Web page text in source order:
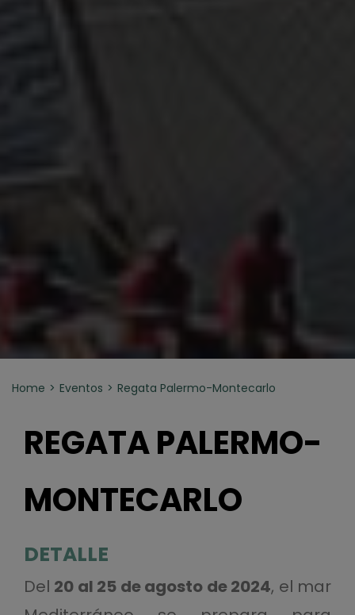
Home Eventos Regata Palermo-Montecarlo
REGATA PALERMO-
MONTECARLO
DETALLE
Del 20 al 25 de agosto de 2024, el mar